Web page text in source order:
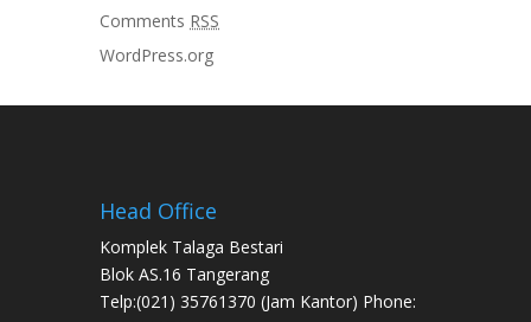
Comments RSS
WordPress.org
Head Office
Komplek Talaga Bestari
Blok AS.16 Tangerang
Telp:(021) 35761370 (Jam Kantor) Phone: